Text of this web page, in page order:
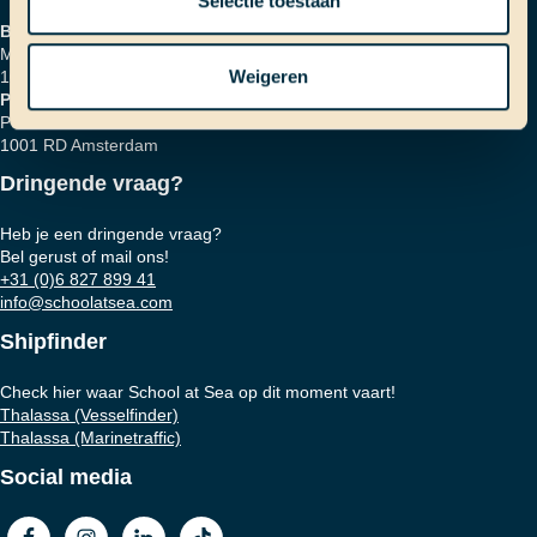
Weigeren
Bezoekadres
Marinierskade 59
1018 HZ Amsterdam
Postadres
Postbus 16664
1001 RD Amsterdam
Dringende vraag?
Heb je een dringende vraag?
Bel gerust of mail ons!
+31 (0)6 827 899 41
info@schoolatsea.com
Shipfinder
Check hier waar School at Sea op dit moment vaart!
Thalassa (Vesselfinder)
Thalassa (Marinetraffic)
Social media